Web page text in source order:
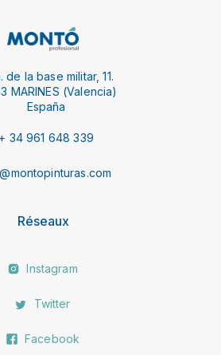
de la base militar, 11.
MARINES (Valencia)
España
+ 34 961 648 339
Réseaux
Instagram
Twitter
Facebook